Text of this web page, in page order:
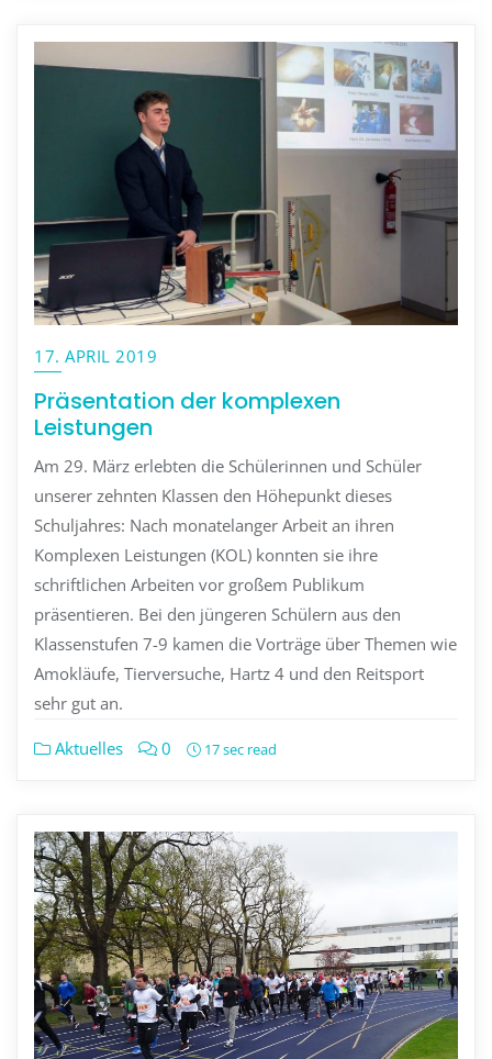
17. APRIL 2019
Präsentation der komplexen
Leistungen
Am 29. März erlebten die Schülerinnen und Schüler
unserer zehnten Klassen den Höhepunkt dieses
Schuljahres: Nach monatelanger Arbeit an ihren
Komplexen Leistungen (KOL) konnten sie ihre
schriftlichen Arbeiten vor großem Publikum
präsentieren. Bei den jüngeren Schülern aus den
Klassenstufen 7-9 kamen die Vorträge über Themen wie
Amokläufe, Tierversuche, Hartz 4 und den Reitsport
sehr gut an.
Aktuelles 0 17 sec read